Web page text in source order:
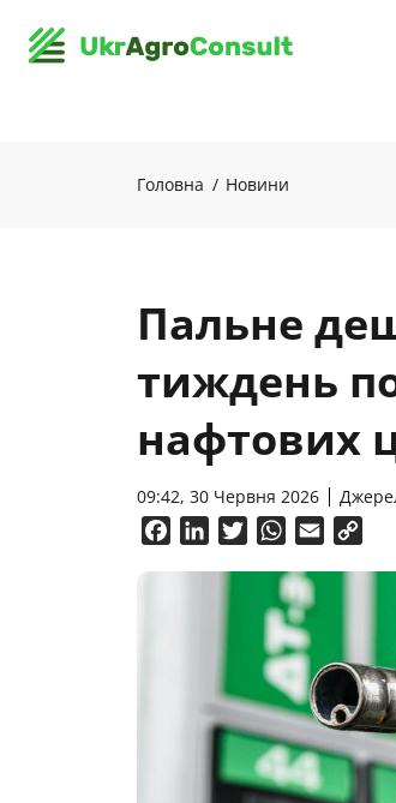
Головна Новини
Пальне
тиждень
нафтових
09:42, 30 Червня 2026
FacebookLinkedInTwitterWhatsApp
Email